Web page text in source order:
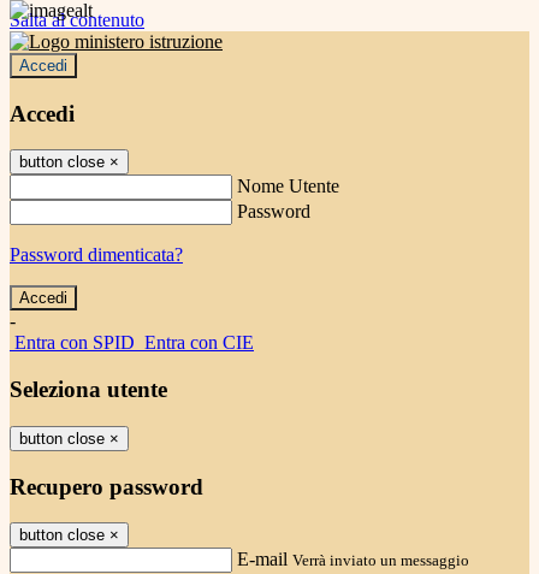
Salta al contenuto
Accedi
Accedi
button close ×
Nome Utente
Password
Password dimenticata?
-
Entra con SPID Entra con CIE
Seleziona utente
button close ×
Recupero password
button close ×
E-mail Verrà inviato un messaggio